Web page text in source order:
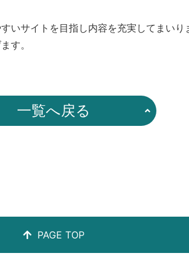
いサイトを目指し内容を充実してまいり
す。
一覧へ戻る
PAGE TOP